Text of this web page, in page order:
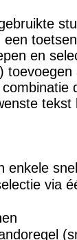
en
toevoegen
tekst
enkele
via